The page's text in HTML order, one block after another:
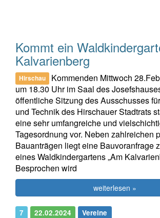
Kommt ein
Kalvarienberg
Hirschau
Kommenden Mittwoch
um 18.30 Uhr im Saal des
öffentliche Sitzung des Ausschusses
und Technik des Hirschauer Stadtrats
eine sehr umfangreiche und
Tagesordnung vor. Neben zahlreichen
Bauanträgen liegt eine Bauvoranfrage
eines Waldkindergartens „Am
Besprochen wird
weiterlesen »
7 22.02.2024 Vereine